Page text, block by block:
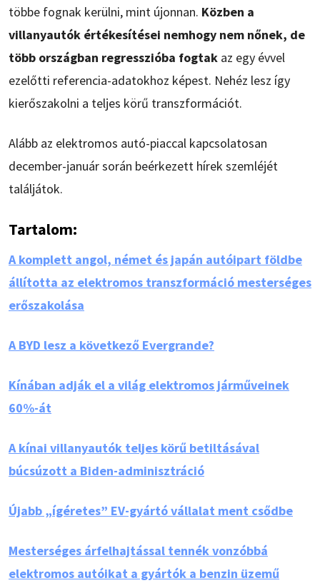
többe fognak kerülni, mint újonnan. Közben a
villanyautók értékesítései nemhogy nem nőnek, de
több országban regresszióba fogtak az egy évvel
ezelőtti referencia-adatokhoz képest. Nehéz lesz így
kierőszakolni a teljes körű transzformációt.
Alább az elektromos autó-piaccal kapcsolatosan
december-január során beérkezett hírek szemléjét
találjátok.
Tartalom:
A komplett angol, német és japán autóipart földbe
állította az elektromos transzformáció mesterséges
erőszakolása
A BYD lesz a következő Evergrande?
Kínában adják el a világ elektromos járműveinek
60%-át
A kínai villanyautók teljes körű betiltásával
búcsúzott a Biden-adminisztráció
Újabb „ígéretes” EV-gyártó vállalat ment csődbe
Mesterséges árfelhajtással tennék vonzóbbá
elektromos autóikat a gyártók a benzin üzemű